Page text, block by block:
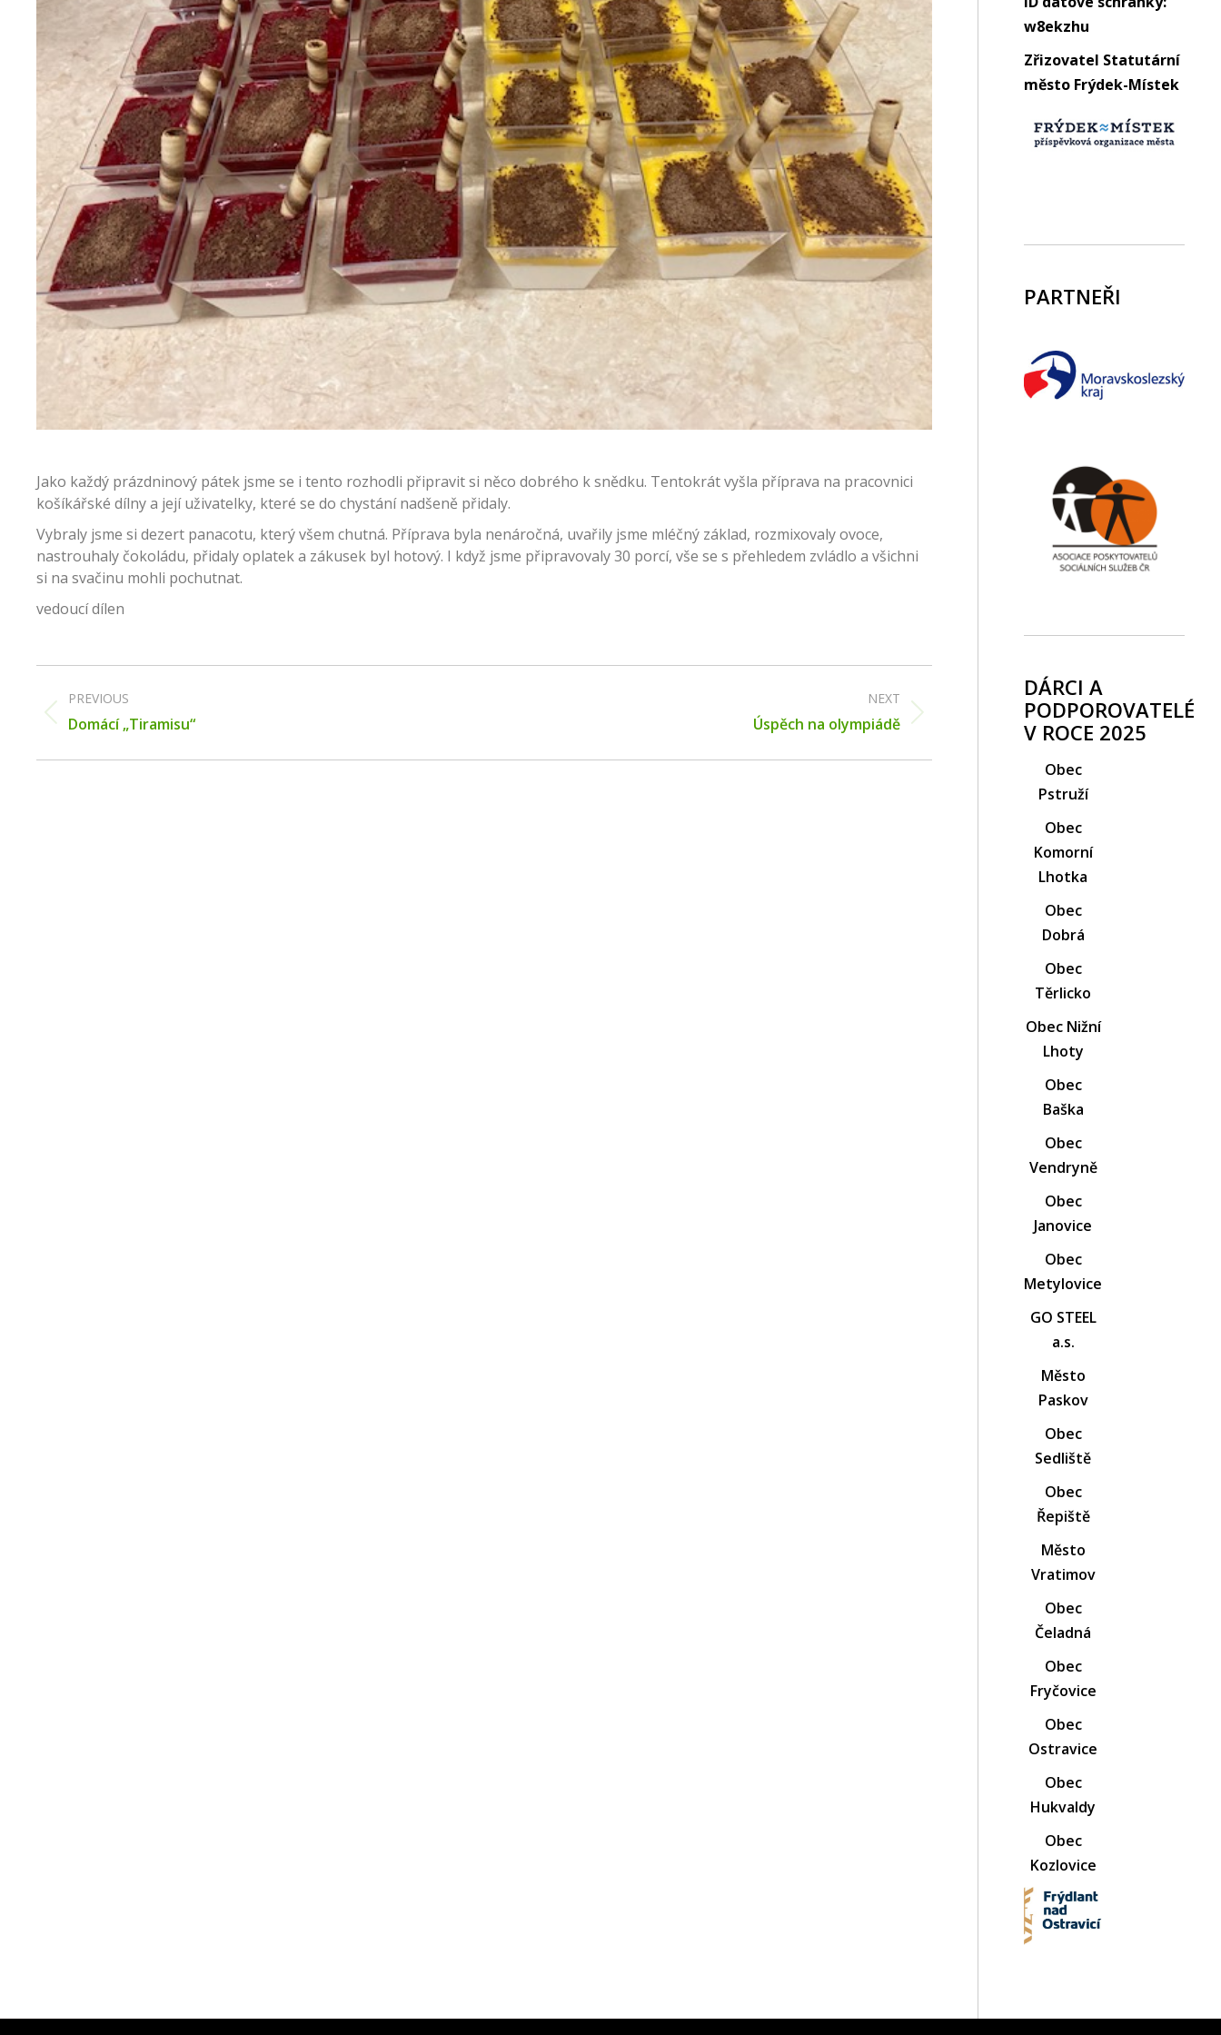
Jako každý prázdninový pátek jsme se i tento rozhodli připravit si něco dobrého k snědku. Tentokrát vyšla příprava na pracovnici
košíkářské dílny a její uživatelky, které se do chystání nadšeně přidaly.
Vybraly jsme si dezert panacotu, který všem chutná. Příprava byla nenáročná, uvařily jsme mléčný základ, rozmixovaly ovoce,
nastrouhaly čokoládu, přidaly oplatek a zákusek byl hotový. I když jsme připravovaly 30 porcí, vše se s přehledem zvládlo a všichni
si na svačinu mohli pochutnat.
vedoucí dílen
navigation
PREVIOUS
Previous
Domácí „Tiramisu“
NEXT
Úspěch na olympiádě
w8ekzhu
Zřizovatel Statutární
město Frýdek-Místek
PARTNEŘI
DÁRCI A
PODPOROVATELÉ
V ROCE 2025
Obec
Pstruží
Obec
Komorní
Lhotka
Obec
Dobrá
Obec
Těrlicko
Obec Nižní
Lhoty
Obec
Baška
Obec
Vendryně
Obec
Janovice
Obec
Metylovice
GO STEEL
a.s.
Město
Paskov
Obec
Sedliště
Obec
Řepiště
Město
Vratimov
Obec
Čeladná
Obec
Fryčovice
Obec
Ostravice
Obec
Hukvaldy
Obec
Kozlovice